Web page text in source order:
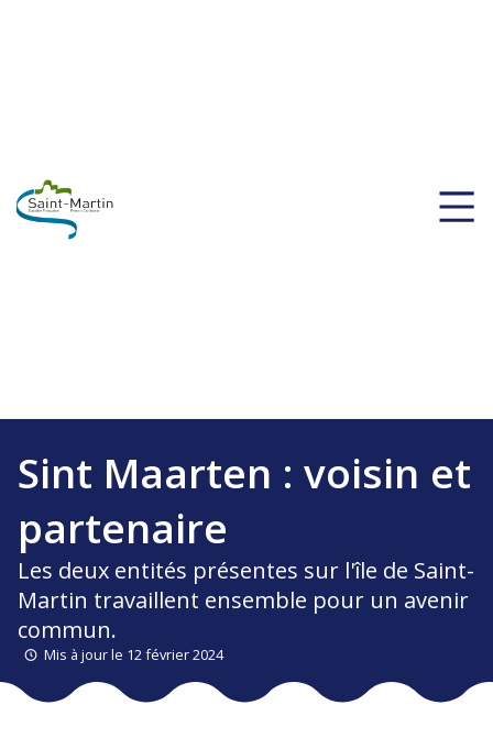
Sint Maarten : voisin et
partenaire
Les deux entités présentes sur l'île de Saint-
Martin travaillent ensemble pour un avenir
commun.
Mis à jour le 12 février 2024